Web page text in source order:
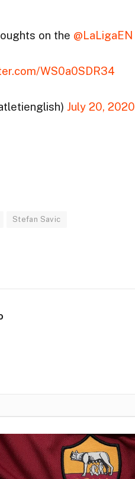
on the @LaLigaEN
WS0a0SDR34
July 20, 2020
Stefan Savic